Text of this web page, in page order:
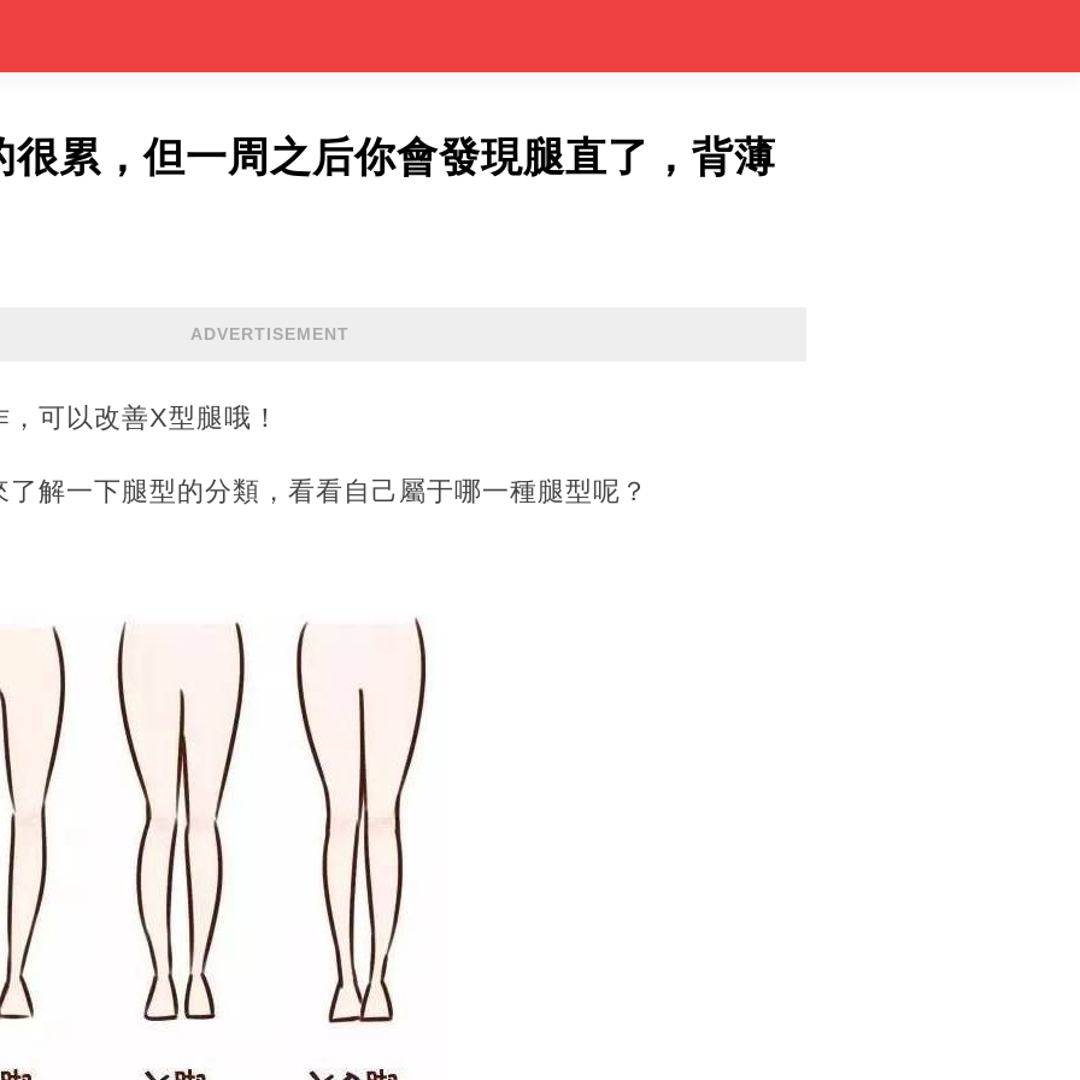
很累，但一周之后你會發現腿直了，背薄
ADVERTISEMENT
可以改善X型腿哦！
解一下腿型的分類，看看自己屬于哪一種腿型呢？